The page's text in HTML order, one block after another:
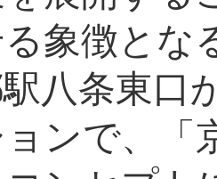
象徴とな
八条東口
ンで、「